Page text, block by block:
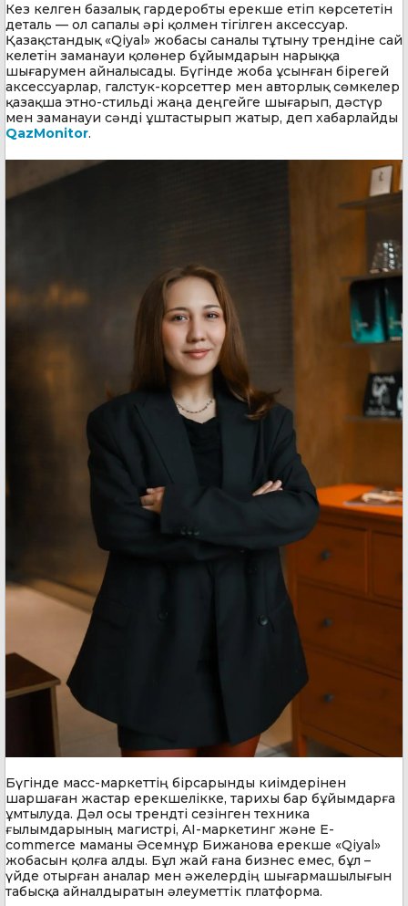
Кез келген базалық гардеробты ерекше етіп көрсететін
деталь — ол сапалы әрі қолмен тігілген аксессуар.
Қазақстандық «Qiyal» жобасы саналы тұтыну трендіне сай
келетін заманауи қолөнер бұйымдарын нарыққа
шығарумен айналысады. Бүгінде жоба ұсынған бірегей
аксессуарлар, галстук-корсеттер мен авторлық сөмкелер
қазақша этно-стильді жаңа деңгейге шығарып, дәстүр
мен заманауи сәнді ұштастырып жатыр, деп хабарлайды
QazMonitor.
Бүгінде масс-маркеттің бірсарынды киімдерінен
шаршаған жастар ерекшелікке, тарихы бар бұйымдарға
ұмтылуда. Дәл осы трендті сезінген техника
ғылымдарының магистрі, AI-маркетинг және E-
commerce маманы Әсемнұр Бижанова ерекше «Qiyal»
жобасын қолға алды. Бұл жай ғана бизнес емес, бұл –
үйде отырған аналар мен әжелердің шығармашылығын
табысқа айналдыратын әлеуметтік платформа.